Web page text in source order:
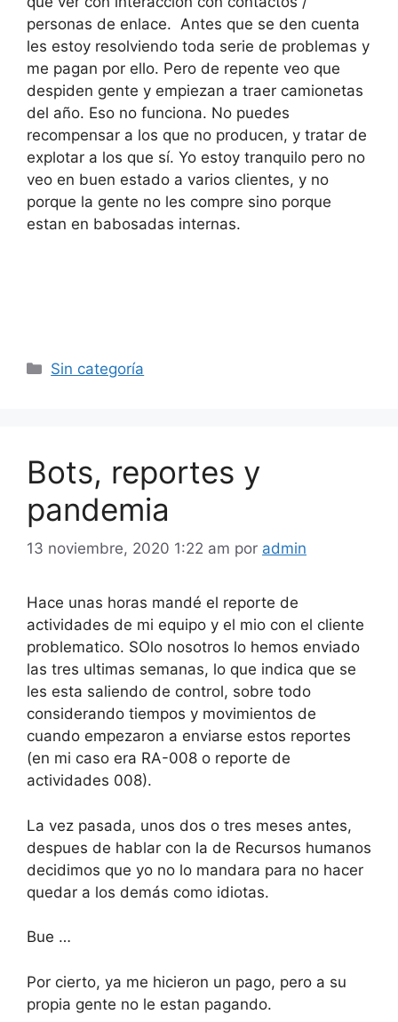
personas de enlace. Antes que se den cuenta
les estoy resolviendo toda serie de problemas y
me pagan por ello. Pero de repente veo que
despiden gente y empiezan a traer camionetas
del año. Eso no funciona. No puedes
recompensar a los que no producen, y tratar de
explotar a los que sí. Yo estoy tranquilo pero no
veo en buen estado a varios clientes, y no
porque la gente no les compre sino porque
estan en babosadas internas.
Categorías
Sin categoría
Bots, reportes y
pandemia
13 noviembre, 2020 1:22 am por admin
Hace unas horas mandé el reporte de
actividades de mi equipo y el mio con el cliente
problematico. SOlo nosotros lo hemos enviado
las tres ultimas semanas, lo que indica que se
les esta saliendo de control, sobre todo
considerando tiempos y movimientos de
cuando empezaron a enviarse estos reportes
(en mi caso era RA-008 o reporte de
actividades 008).
La vez pasada, unos dos o tres meses antes,
despues de hablar con la de Recursos humanos
decidimos que yo no lo mandara para no hacer
quedar a los demás como idiotas.
Bue …
Por cierto, ya me hicieron un pago, pero a su
propia gente no le estan pagando.